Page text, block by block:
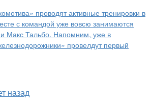
проводят активные тренировки в
с командой уже вовсю занимаются
Макс Тальбо. Напомним, уже в
провелдут первый
назад